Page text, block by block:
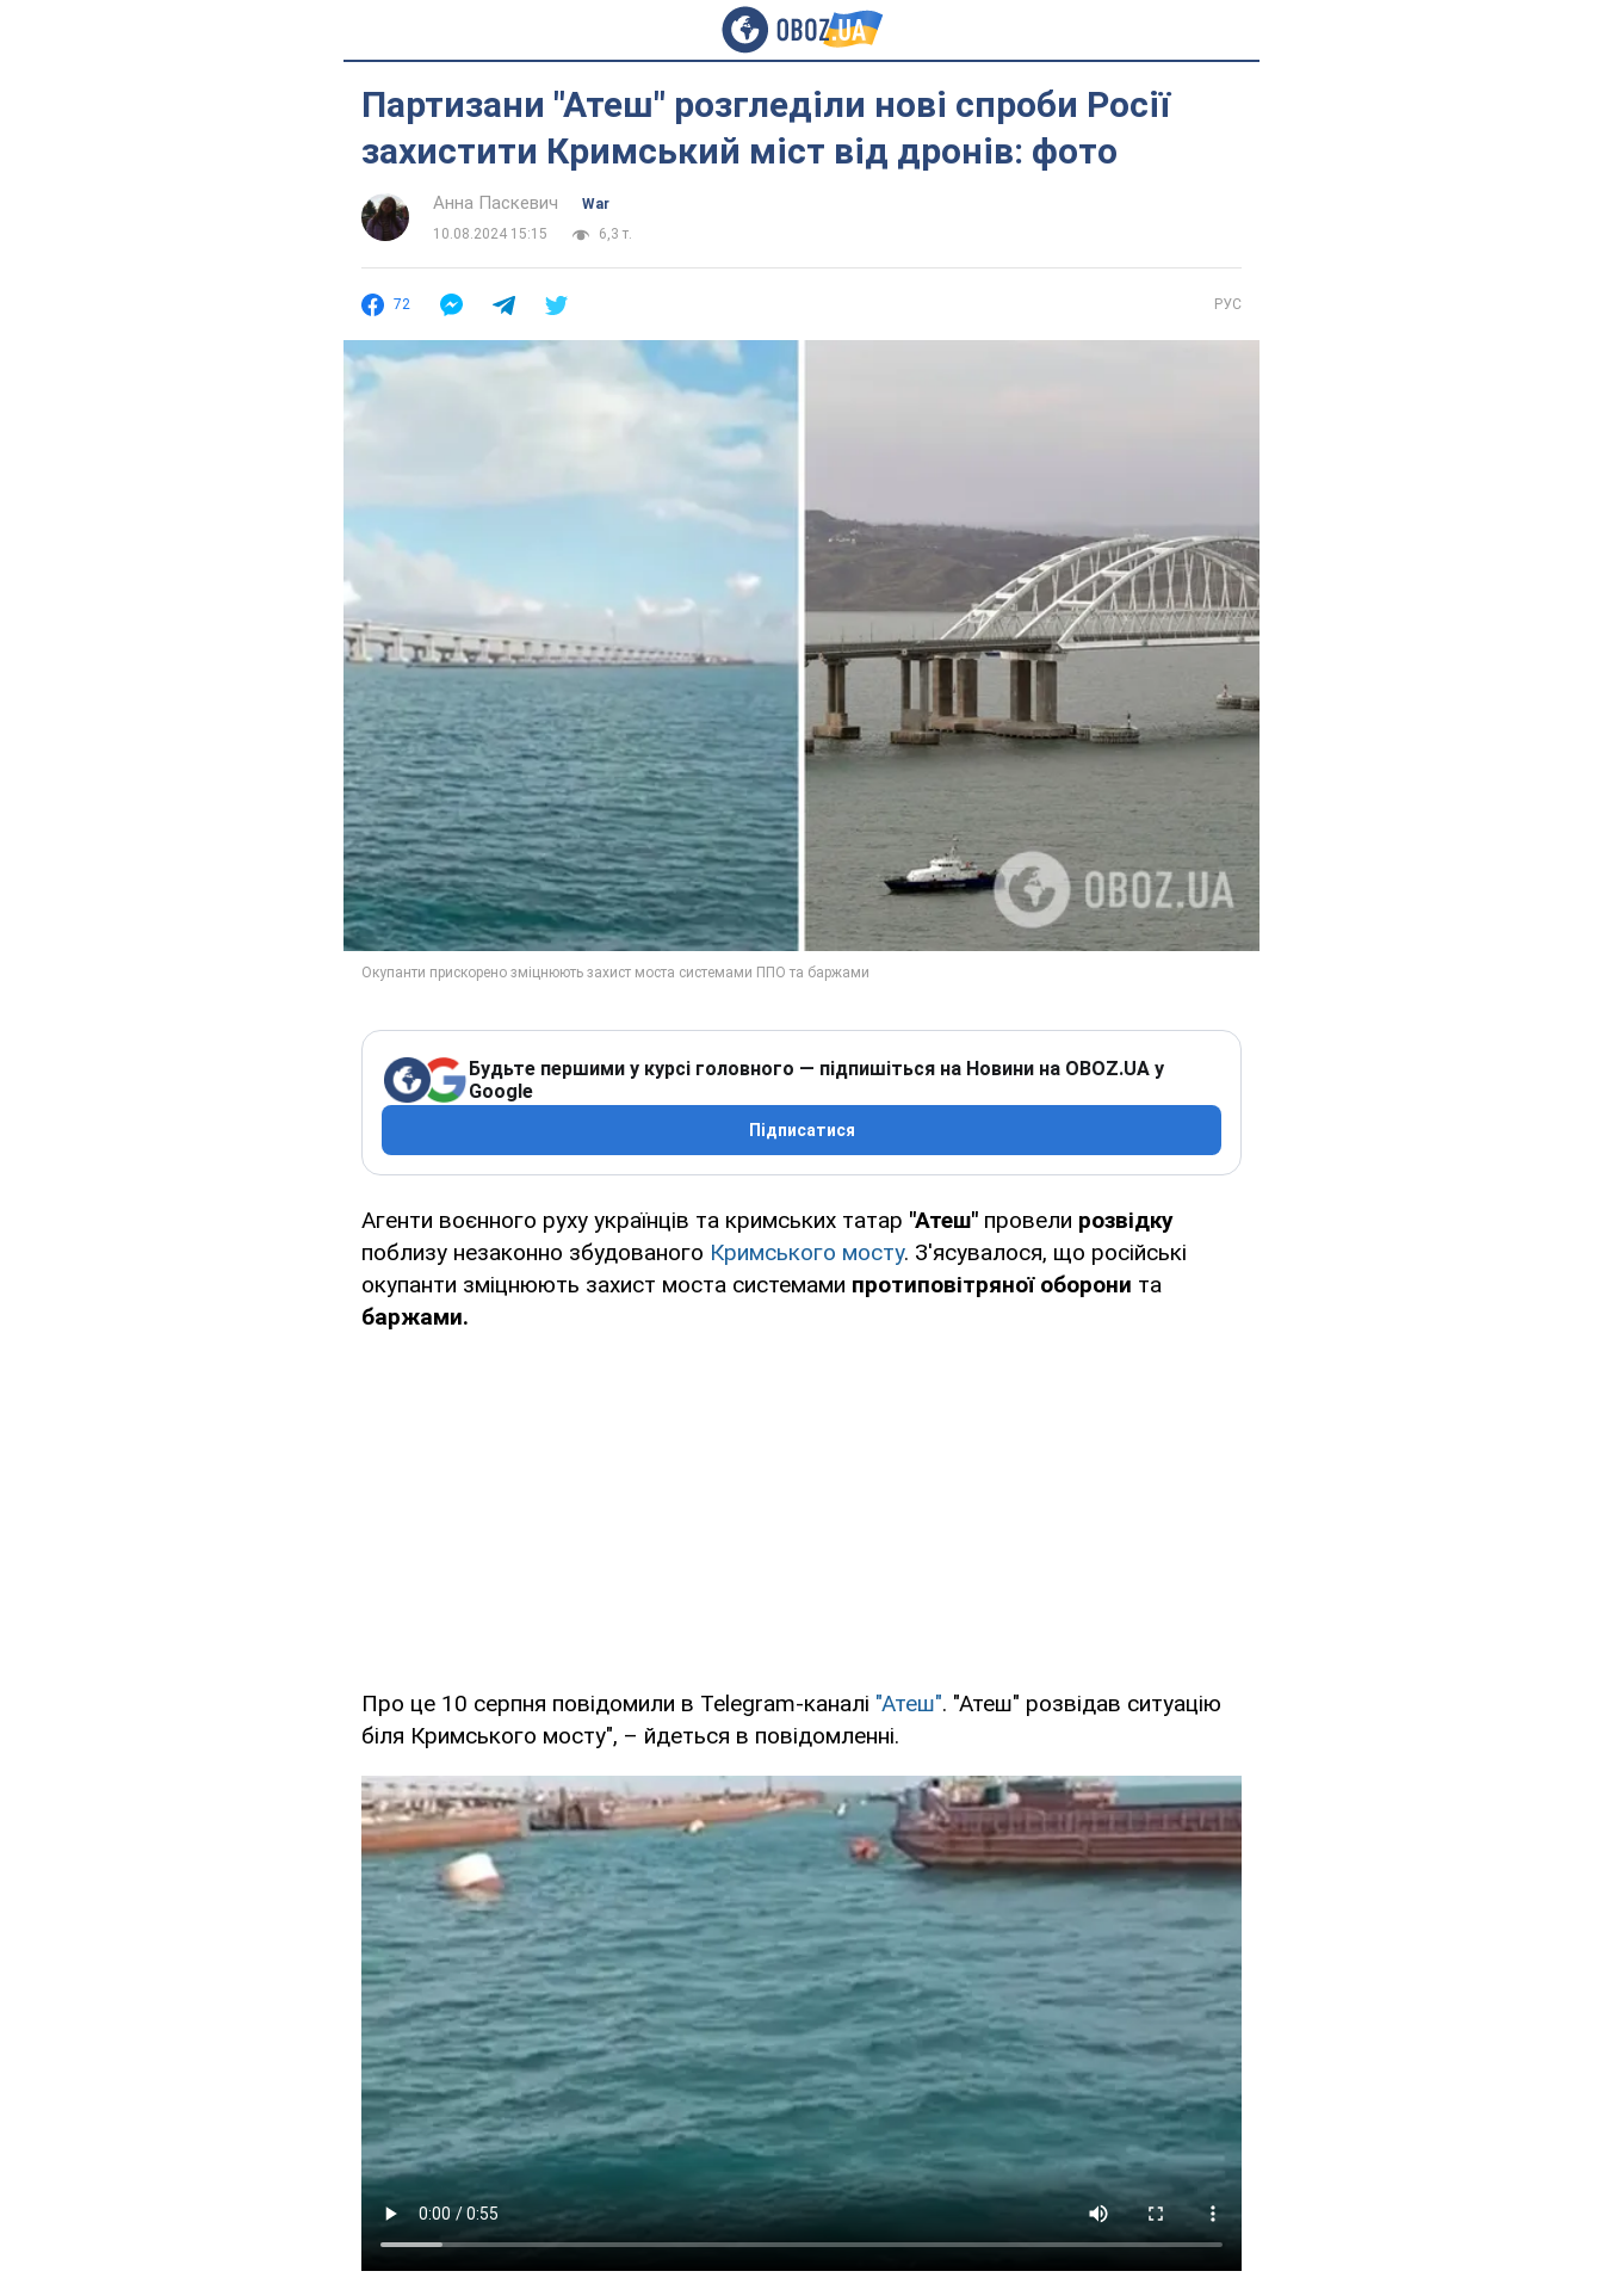
Партизани "Атеш" розгледіли нові спроби Росії
захистити Кримський міст від дронів: фото
Анна Паскевич
War
10.08.2024 15:15
6,3 т.
72 РУС
Будьте першими у курсі головного — підпишіться на Новини на OBOZ.UA у
Google
Підписатися
Агенти воєнного руху українців та кримських татар "Атеш" провели розвідку
поблизу незаконно збудованого Кримського мосту. З'ясувалося, що російські
окупанти зміцнюють захист моста системами протиповітряної оборони та
баржами.
Про це 10 серпня повідомили в Telegram-каналі "Атеш". "Атеш" розвідав ситуацію
біля Кримського мосту", – йдеться в повідомленні.